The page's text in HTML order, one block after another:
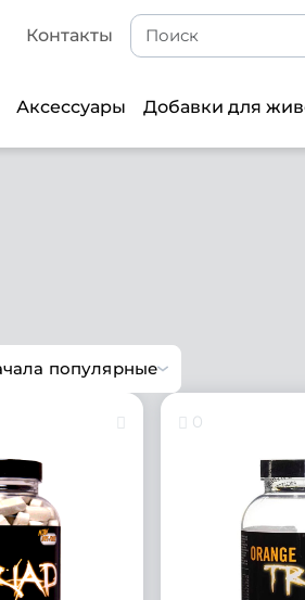
Контакты
Аксессуары Добавки для
популярные
0